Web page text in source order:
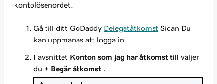
kontolösenordet.
Gå till ditt GoDaddy Delegatåtkomst Sidan Du
kan uppmanas att logga in.
I avsnittet Konton som jag har åtkomst till väljer
du + Begär åtkomst